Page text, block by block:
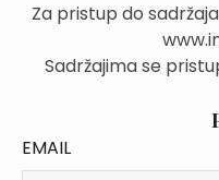
Za pristup do
Sadržajima se
EMAIL